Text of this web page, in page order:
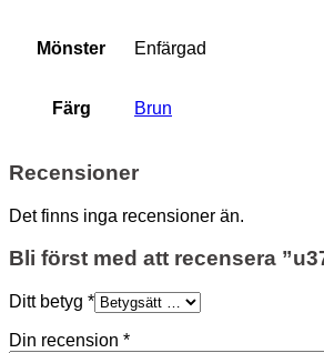
Mönster Enfärgad
Färg Brun
Recensioner
Det finns inga recensioner än.
Bli först med att recensera
Ditt betyg *
Din recension *